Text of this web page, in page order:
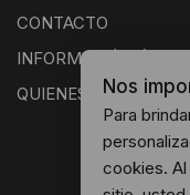
CONTACTO
INFORMACIÓN ÚTIL
QUIENES SOMOS
Nos
Para
cookies.